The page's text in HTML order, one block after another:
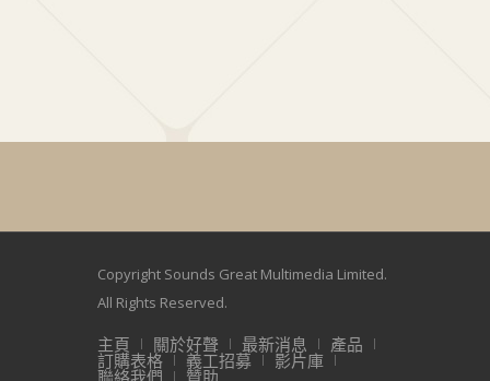
Copyright Sounds Great Multimedia Limited.
All Rights Reserved.
主頁 關於好聲 最新消息 產品
訂購表格 義工招募 影片庫
聯絡我們 贊助